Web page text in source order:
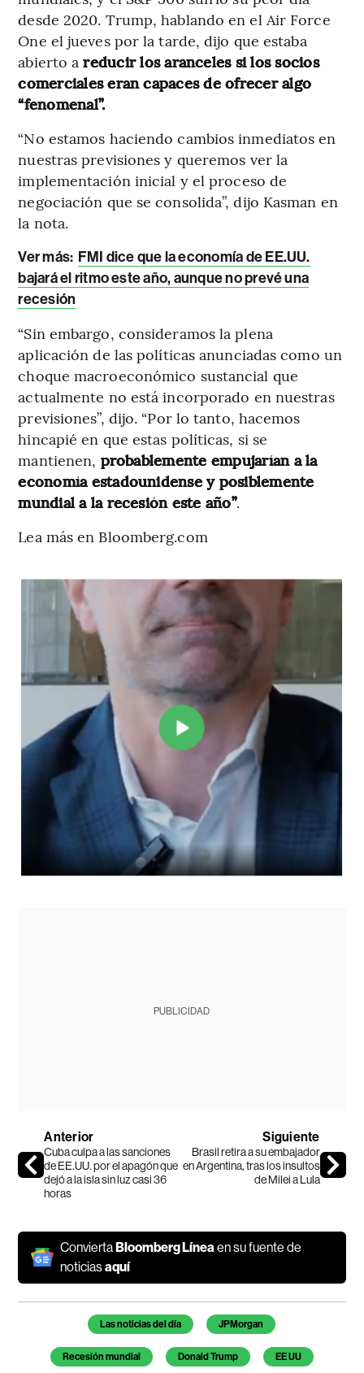
desde 2020. Trump, hablando en el Air Force
One el jueves por la tarde, dijo que estaba
abierto areducir los aranceles si los socios
comerciales eran capaces de ofrecer algo
“fenomenal”.
“No estamos haciendo cambios inmediatos en
nuestras previsiones y queremos ver la
implementación inicial y el proceso de
negociación que se consolida”, dijo Kasman en
la nota.
Ver más: FMI dice que la economía de EE.UU.
bajará el ritmo este año, aunque no prevé una
recesión
“Sin embargo, consideramos la plena
aplicación de las políticas anunciadas como un
choque macroeconómico sustancial que
actualmente no está incorporado en nuestras
previsiones”, dijo. “Por lo tanto, hacemos
hincapié en que estas políticas, si se
mantienen, probablemente empujarían a la
economía estadounidense y posiblemente
mundial a la recesión este año”.
Lea más en Bloomberg.com
PUBLICIDAD
Anterior
Cuba culpa a las sanciones
de EE.UU. por el apagón que
dejó a la isla sin luz casi 36
horas
Siguiente
Brasil retira a su embajador
en Argentina, tras los insultos
de Milei a Lula
ConviertaBloomberg Línea en su fuente de
noticiasaquí
Temas de este artículo
Las noticias del día JPMorgan
Recesión mundial Donald Trump EE UU